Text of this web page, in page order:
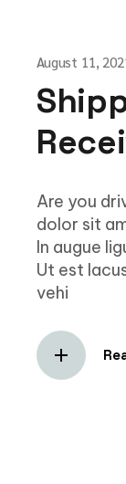
August 11,
Are you
dolor sit
In augue
Ut est
vehi